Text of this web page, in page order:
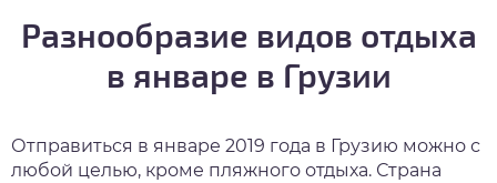
Разнообразие видов отдыха
в январе в Грузии
Отправиться в январе 2019 года в Грузию можно с
любой целью, кроме пляжного отдыха. Страна